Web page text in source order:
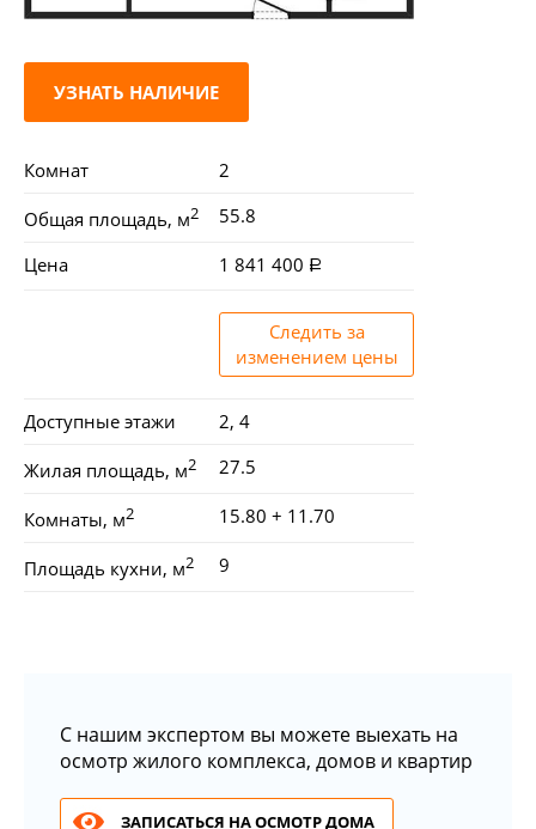
УЗНАТЬ НАЛИЧИЕ
Комнат 2
Общая площадь, м2 55.8
Цена 1 841 400
Следить за
изменением цены
Доступные этажи 2, 4
Жилая площадь, м2 27.5
Комнаты, м2 15.80 + 11.70
Площадь кухни, м2 9
С нашим экспертом вы можете выехать на
осмотр жилого комплекса, домов и квартир
ЗАПИСАТЬСЯ НА ОСМОТР ДОМА